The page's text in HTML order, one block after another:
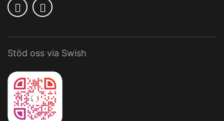
Stöd oss via Swish